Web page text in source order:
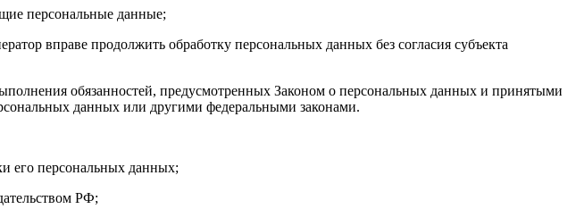
персональные данные;
вправе продолжить обработку персональных данных без согласия субъекта
обязанностей, предусмотренных Законом о персональных данных и принятыми
данных или другими федеральными законами.
его персональных данных;
РФ;